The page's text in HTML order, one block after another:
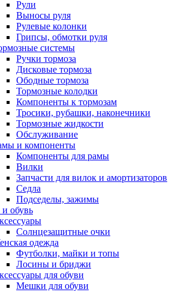
Рули
Выносы руля
Рулевые колонки
Грипсы, обмотки руля
системы
Ручки тормоза
Дисковые тормоза
Ободные тормоза
Тормозные колодки
Компоненты к тормозам
Тросики, рубашки, наконечники
Тормозные жидкости
Обслуживание
и компоненты
Компоненты для рамы
Вилки
Запчасти для вилок и амортизаторов
Седла
Подседелы, зажимы
обувь
Солнцезащитные очки
одежда
Футболки, майки и топы
Лосины и бриджи
для обуви
Мешки для обуви